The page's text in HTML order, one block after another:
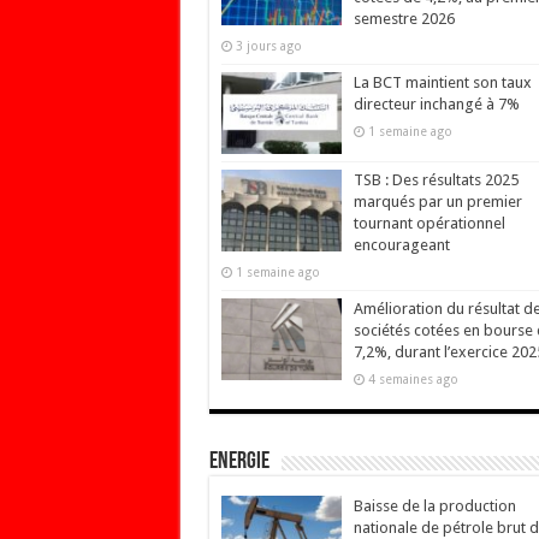
semestre 2026
3 jours ago
La BCT maintient son taux
directeur inchangé à 7%
1 semaine ago
TSB : Des résultats 2025
marqués par un premier
tournant opérationnel
encourageant
1 semaine ago
Amélioration du résultat
sociétés cotées en bourse
7,2%, durant l’exercice
4 semaines ago
Energie
Baisse de la production
nationale de pétrole brut